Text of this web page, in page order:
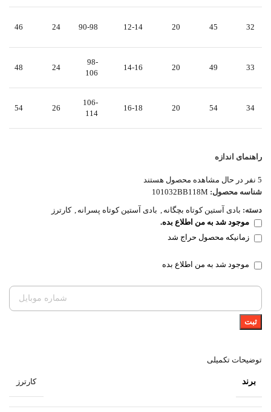
32
45
20
12-14
90-98
24
46
33
49
20
14-16
98-
106
24
48
34
54
20
16-18
106-
114
26
54
راهنمای اندازه
5 نفر در حال مشاهده محصول هستند
شناسه محصول: 101032BB118M
دسته: بادی آستین کوتاه بچگانه , بادی آستین کوتاه پسرانه , کارترز
موجود شد به من اطلاع بده.
زمانیکه محصول حراج شد
موجود شد به من اطلاع بده
ثبت
توضیحات تکمیلی
برند کارترز